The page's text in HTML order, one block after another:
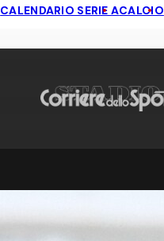
CALENDARIO SERIE ACALCIO